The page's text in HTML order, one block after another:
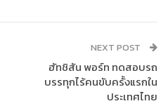
NEXT POST
ฮัทชิสัน พอร์ท ทดสอบรถ
บรรทุกไร้คนขับครั้งแรกใน
ประเทศไทย